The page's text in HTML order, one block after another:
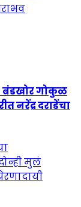
बंडखोर गोकुळ
नरेंद्र दराडेंचा